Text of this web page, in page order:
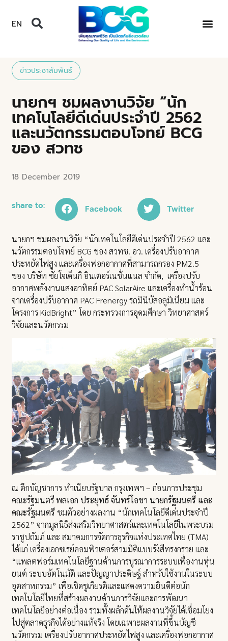
EN
ข่าวประชาสัมพันธ์
นายกฯ ชมผลงานวิจัย “นัก
เทคโนโลยีดีเด่นประจำปี 2562
และนวัตกรรมตอบโจทย์ BCG
ของ สวทช
18 December 2019
share to: Facebook Twitter
นายกฯ ชมผลงานวิจัย “นักเทคโนโลยีดีเด่นประจำปี 2562 และ
นวัตกรรมตอบโจทย์ BCG ของ สวทช. อว. เครื่องปรับอากาศ
ประหยัดไฟสูง และเครื่องฟอกอากาศที่สามารถกรอง PM2.5
ของ บริษัท ซัยโจเด็นกิ อินเตอร์เนชั่นแนล จำกัด, เครื่องปรับ
อากาศพลังงานแสงอาทิตย์ PAC SolarAire และเครื่องทำน้ำร้อน
จากเครื่องปรับอากาศ PAC Frenergy รถมินิบัสอลูมิเนียม และ
โครงการ KidBright” โดย กระทรวงการอุดมศึกษา วิทยาศาสตร์
วิจัยและนวัตกรรม
ณ ตึกบัญชาการ ทำเนียบรัฐบาล กรุงเทพฯ – ก่อนการประชุม
คณะรัฐมนตรีพลเอก ประยุทธ์ จันทร์โอชา นายกรัฐมนตรี และ
คณะรัฐมนตรี ชมตัวอย่างผลงาน “นักเทคโนโลยีดีเด่นประจำปี
2562” จากมูลนิธิส่งเสริมวิทยาศาสตร์และเทคโนโลยีในพระบรม
ราชูปถัมภ์ และ สมาคมการจัดการธุรกิจแห่งประเทศไทย (TMA)
ได้แก่ เครื่องเอกซเรย์คอมพิวเตอร์สามมิติแบบรังสีทรงกรวย และ
“แพลตฟอร์มเทคโนโลยีฐานด้านการบูรณาการระบบเพื่องานหุ่น
ยนต์ ระบบอัตโนมัติ และปัญญาประดิษฐ์ สำหรับใช้งานในระบบ
อุตสาหกรรม” เพื่อเชิดชูเกียรติและแสดงความยินดีต่อนัก
เทคโนโลยีไทยที่สร้างผลงานด้านการวิจัยและการพัฒนา
เทคโนโลยีอย่างต่อเนื่อง รวมทั้งผลักดันให้ผลงานวิจัยได้เชื่อมโยง
ไปสู่ตลาดธุรกิจได้อย่างแท้จริง โดยเฉพาะผลงานที่ขึ้นบัญชี
นวัตกรรม เครื่องปรับอากาศประหยัดไฟสูง และเครื่องฟอกอากาศ